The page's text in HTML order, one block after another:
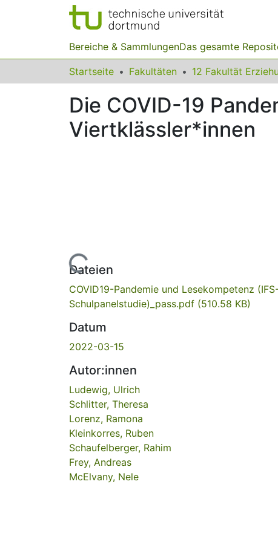
Bereiche & SammlungenDas gesamte
Startseite Fakultäten
Die COVID-19
Viertklässler*innen
Lade...
Dateien
COVID19-Pandemie und Lesekompetenz
Schulpanelstudie)_pass.pdf (510.58 KB)
Datum
2022-03-15
Autor:innen
Ludewig, Ulrich
Schlitter, Theresa
Lorenz, Ramona
Kleinkorres, Ruben
Schaufelberger, Rahim
Frey, Andreas
McElvany, Nele